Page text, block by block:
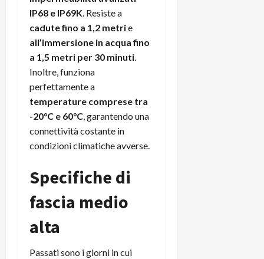
IP68 e IP69K. Resiste a
cadute fino a 1,2 metrie
all’immersione in acqua fino
a 1,5 metri per 30 minuti.
Inoltre, funziona
perfettamente a
temperature comprese tra
-20°C e 60°C, garantendo una
connettività costante in
condizioni climatiche avverse.
Specifiche di
fascia medio
alta
Passati sono i giorni in cui